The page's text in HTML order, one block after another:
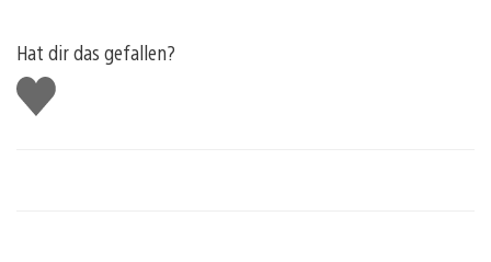
Hat dir das gefallen?
Gefällt
mir